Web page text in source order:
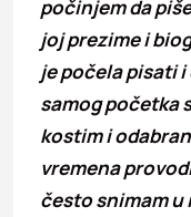
počinjem da
joj prezime i
je počela pisati
samog početka
kostim i
vremena
često snimam u